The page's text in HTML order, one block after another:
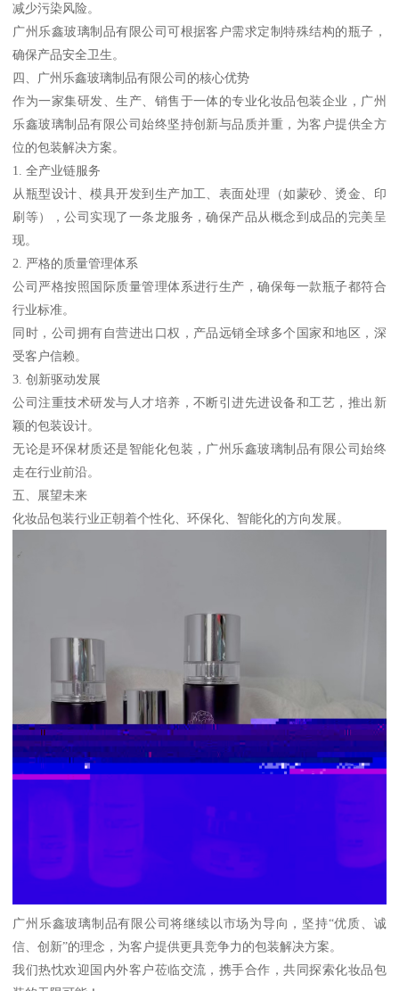
减少污染风险。
广州乐鑫玻璃制品有限公司可根据客户需求定制特殊结构的瓶子，
确保产品安全卫生。
四、广州乐鑫玻璃制品有限公司的核心优势
作为一家集研发、生产、销售于一体的专业化妆品包装企业，广州
乐鑫玻璃制品有限公司始终坚持创新与品质并重，为客户提供全方
位的包装解决方案。
1. 全产业链服务
从瓶型设计、模具开发到生产加工、表面处理（如蒙砂、烫金、印
刷等），公司实现了一条龙服务，确保产品从概念到成品的完美呈
现。
2. 严格的质量管理体系
公司严格按照国际质量管理体系进行生产，确保每一款瓶子都符合
行业标准。
同时，公司拥有自营进出口权，产品远销全球多个国家和地区，深
受客户信赖。
3. 创新驱动发展
公司注重技术研发与人才培养，不断引进先进设备和工艺，推出新
颖的包装设计。
无论是环保材质还是智能化包装，广州乐鑫玻璃制品有限公司始终
走在行业前沿。
五、展望未来
化妆品包装行业正朝着个性化、环保化、智能化的方向发展。
广州乐鑫玻璃制品有限公司将继续以市场为导向，坚持“优质、诚
信、创新”的理念，为客户提供更具竞争力的包装解决方案。
我们热忱欢迎国内外客户莅临交流，携手合作，共同探索化妆品包